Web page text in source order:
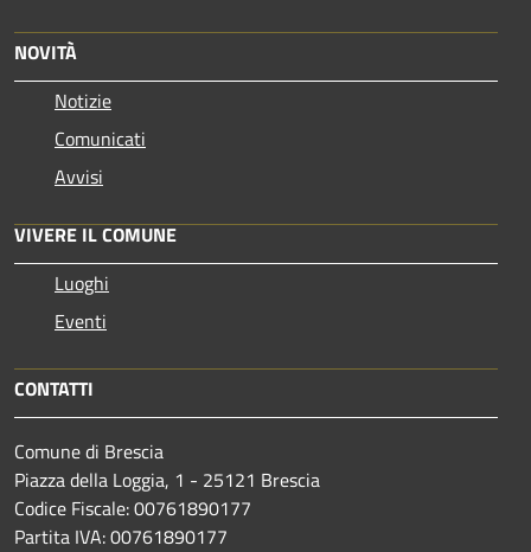
NOVITÀ
Notizie
Comunicati
Avvisi
VIVERE IL COMUNE
Luoghi
Eventi
CONTATTI
Comune di Brescia
Piazza della Loggia, 1 - 25121 Brescia
Codice Fiscale: 00761890177
Partita IVA: 00761890177